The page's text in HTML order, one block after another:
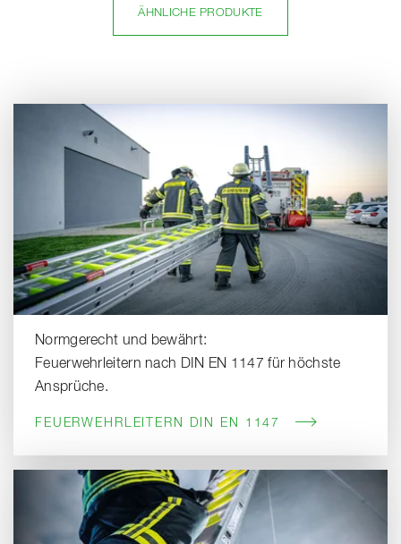
ÄHNLICHE PRODUKTE
Normgerecht und bewährt:
Feuerwehrleitern nach DIN EN 1147 für höchste
Ansprüche.
FEUERWEHRLEITERN DIN EN 1147